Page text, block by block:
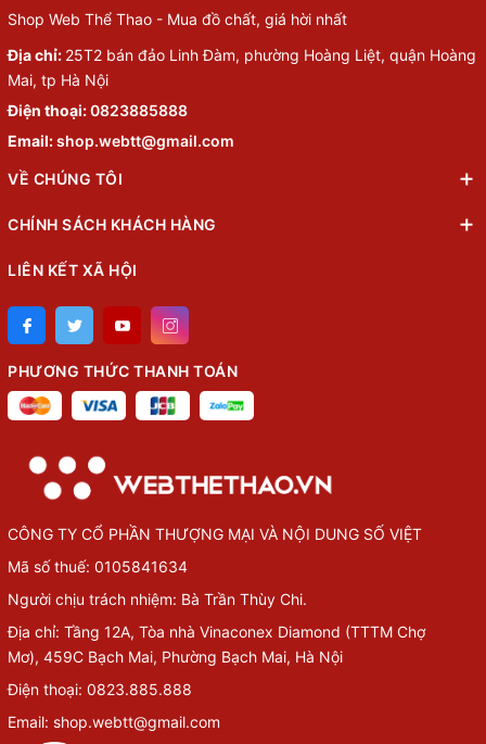
Shop Web Thể Thao - Mua đồ chất, giá hời nhất
Địa chỉ: 25T2 bán đảo Linh Đàm, phường Hoàng Liệt, quận Hoàng
Mai, tp Hà Nội
Điện thoại:0823885888
Email:shop.webtt@gmail.com
VỀ CHÚNG TÔI
CHÍNH SÁCH KHÁCH HÀNG
LIÊN KẾT XÃ HỘI
PHƯƠNG THỨC THANH TOÁN
CÔNG TY CỔ PHẦN THƯỢNG MẠI VÀ NỘI DUNG SỐ VIỆT
Mã số thuế: 0105841634
Người chịu trách nhiệm: Bà Trần Thùy Chi.
Địa chỉ: Tầng 12A, Tòa nhà Vinaconex Diamond (TTTM Chợ
Mơ), 459C Bạch Mai, Phường Bạch Mai, Hà Nội
Điện thoại: 0823.885.888
Email: shop.webtt@gmail.com